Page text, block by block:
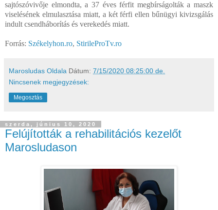
sajtószóvivője elmondta, a 37 éves férfit megbírságolták a maszk
viselésének elmulasztása miatt, a két férfi ellen bűnügyi kivizsgálás
indult csendháborítás és verekedés miatt.
Forrás: Székelyhon.ro, StirileProTv.ro
Marosludas Oldala Dátum: 7/15/2020 08:25:00 de.
Nincsenek megjegyzések:
Megosztás
szerda, június 10, 2020
Felújították a rehabilitációs kezelőt
Marosludason